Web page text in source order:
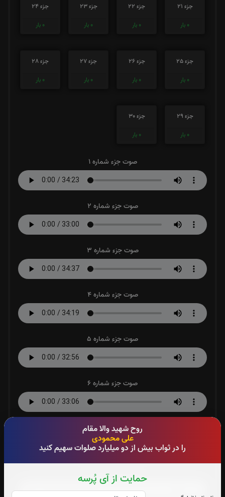
روح شهید والا مقام
علی محمودی
را در ثواب بیش از دو میلیارد صلوات سهیم کنید
حمایت از آی پُرسه
جزء 21
0 بار
جزء 22
0 بار
جزء 23
0 بار
جزء 24
0 بار
جزء 25
0 بار
جزء 26
0 بار
جزء 27
0 بار
جزء 28
0 بار
جزء 29
0 بار
جزء 30
0 بار
صوت جزء شماره 1
صوت جزء شماره 2
صوت جزء شماره 3
صوت جزء شماره 4
صوت جزء شماره 5
صوت جزء شماره 6
صوت جزء شماره 7
صوت جزء شماره 8